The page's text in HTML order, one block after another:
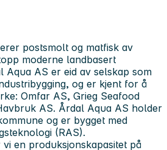
postsmolt og matfisk av
moderne landbasert
Aqua AS er eid av selskap som
og er kjent for å
Omfar AS, Grieg Seafood
AS. Årdal Aqua AS holder
og er bygget med
(RAS).
en produksjonskapasitet på